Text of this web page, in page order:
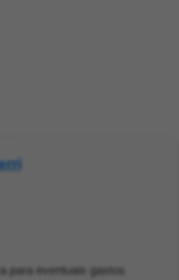
para eventuais gastos